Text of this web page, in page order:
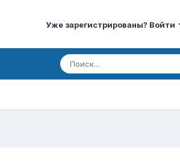
Уже зарегистрированы? Войти